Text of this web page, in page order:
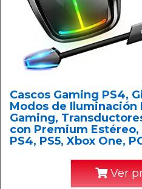
Cascos Gaming PS4,
Modos de Iluminación
Gaming,
con Premium
PS4, PS5, Xbox One,
Ver